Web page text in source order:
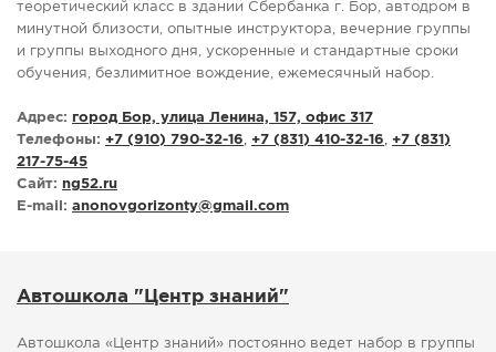
теоретический класс в здании Сбербанка г. Бор, автодром в
минутной близости, опытные инструктора, вечерние группы
и группы выходного дня, ускоренные и стандартные сроки
обучения, безлимитное вождение, ежемесячный набор.
Адрес: город Бор, улица Ленина, 157, офис 317
Телефоны: +7 (910) 790-32-16 +7 (831) 410-32-16
+7 (831)
217-75-45
Сайт: ng52.ru
E-mail: anonovgorizonty@gmail.com
Автошкола "Центр знаний"
Автошкола «Центр знаний» постоянно ведет набор в группы